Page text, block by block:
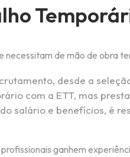
de mão de obra
desde a
com a ETT, mas
salário e benefícios, é
ganhem